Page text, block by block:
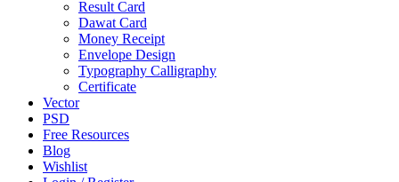
Result Card
Dawat Card
Money Receipt
Envelope Design
Typography Calligraphy
Certificate
Vector
PSD
Free Resources
Blog
Wishlist